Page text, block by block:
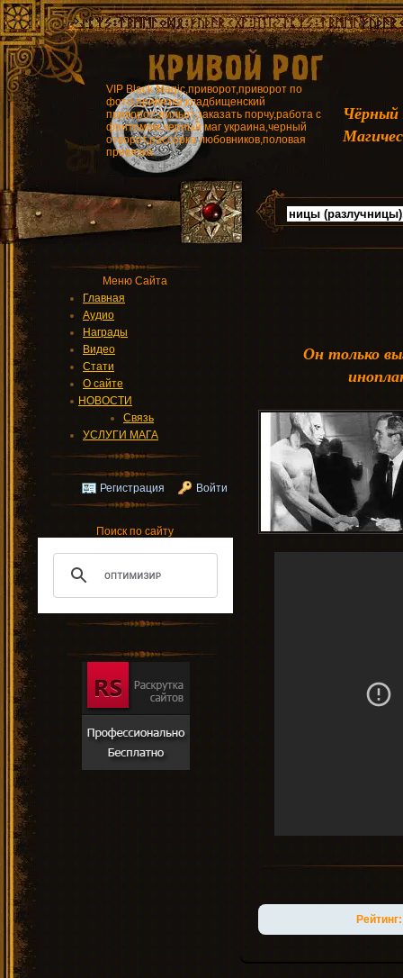
VIP Black Magic,приворот,приворот по
фото,привязка,кладбищенский
приворот,эгильот,заказать порчу,работа с
фантомом,черный маг украина,черный
отворот,рассорка любовников,половая
привязка
Меню Сайта
Главная
Аудио
Награды
Видео
Стати
О сайте
НОВОСТИ
Связь
УСЛУГИ МАГА
Регистрация Войти
Поиск по сайту
Он только